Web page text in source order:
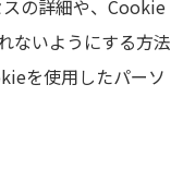
の詳細や、Cookie
ないようにする方法
を使用したパーソ